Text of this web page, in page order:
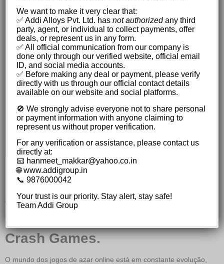
Desvende o Mistério do Tigre: Experimente
o Demo Fortune Tiger e Multiplique Suas
Chances no Universo dos Crash Games.
O Que é Fortune Tiger e Como Funciona?
Estratégias para o Demo Fortune Tiger:
Maximizando seus Ganhos
Gerenciamento de Banca: A Base do
Sucesso
Entendendo a Volatilidade do Jogo
Tiger
A Importância de Escolher um Cassino
Considerações Finais
Desvende o Mistério do Tigre:
Tiger e Multiplique Suas
Chances no Universo dos
Crash Games.
O mundo dos jogos de azar online está em constante evolução,
We want to make it very clear that:
✅ Addi Alloys Pvt. Ltd. hasnot authorizedany third
party, agent, or individual to collect payments, offer
deals, or represent us in any form.
✅ All official communication from our company is
done only through our verified website, official email
ID, and social media accounts.
✅ Before making any deal or payment, please verify
directly with us through our official contact details
available on our website and social platforms.
🚫 We strongly advise everyone not to share personal
or payment information with anyone claiming to
represent us without proper verification.
For any verification or assistance, please contact us
directly at:
📧 hanmeet_makkar@yahoo.co.in
🌐 www.addigroup.in
📞 9876000042
Your trust is our priority. Stay alert, stay safe!
Team Addi Group